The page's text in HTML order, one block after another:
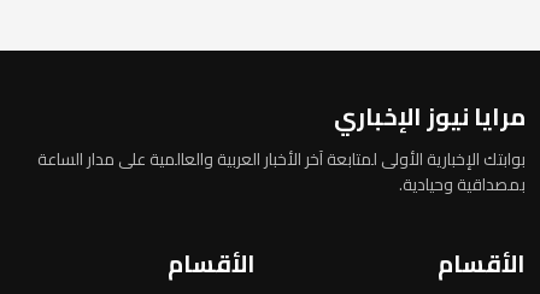
مرايا نيوز الإخباري
بوابتك الإخبارية الأولى لمتابعة آخر الأخبار العربية والعالمية على مدار الساعة
بمصداقية وحيادية.
الأقسام الأقسام